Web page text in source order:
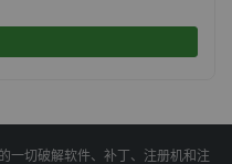
一切破解软件、补丁、注册机和注